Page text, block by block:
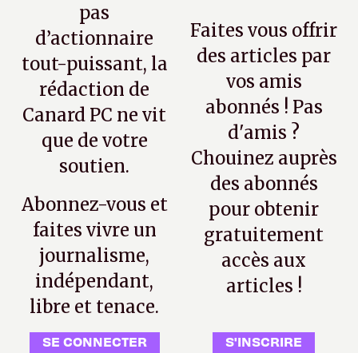
pas
d’actionnaire
tout-puissant, la
rédaction de
Canard PC ne vit
que de votre
soutien.
Abonnez-vous et
faites vivre un
journalisme,
indépendant,
libre et tenace.
SE CONNECTER
Faites vous offrir
des articles par
vos amis
abonnés ! Pas
d'amis ?
Chouinez auprès
des abonnés
pour obtenir
gratuitement
accès aux
articles !
S'INSCRIRE